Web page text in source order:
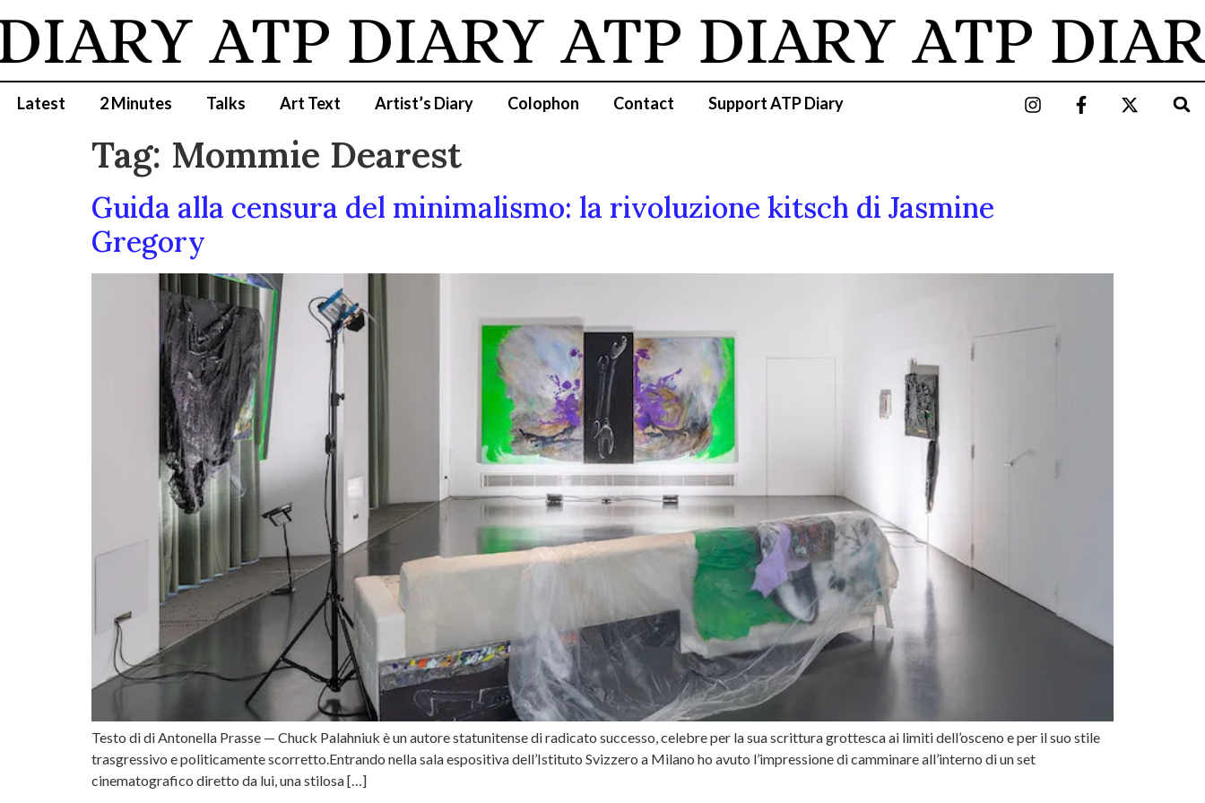
ATP DIARY ATP DIARY ATP
Latest 2 Minutes Talks Art Text Artist’s Diary Colophon Contact Support ATP Diary
Tag: Mommie Dearest
Guida alla censura del minimalismo: la rivoluzione kitsch di Jasmine
Gregory
Testo di di Antonella Prasse — Chuck Palahniuk è un autore statunitense di radicato successo, celebre per la sua scrittura grottesca ai limiti dell’osceno e per il suo stile
trasgressivo e politicamente scorretto.Entrando nella sala espositiva dell’Istituto Svizzero a Milano ho avuto l’impressione di camminare all’interno di un set
cinematografico diretto da lui, una stilosa […]